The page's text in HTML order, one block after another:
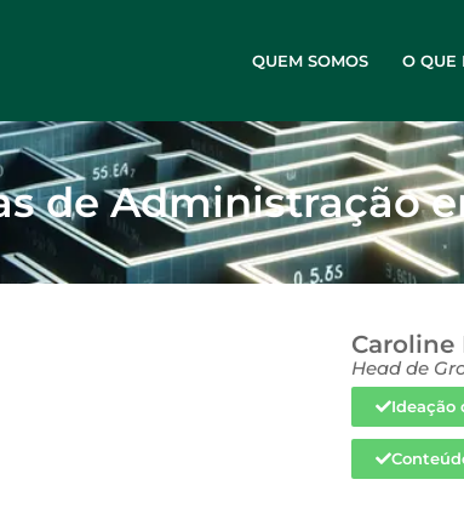
QUEM SOMOS O QUE
de Administração
Caroline
Head de
Ideação